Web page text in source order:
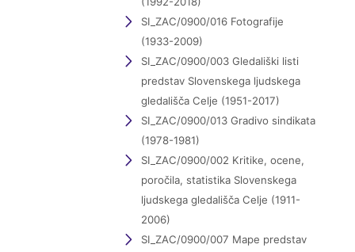
SI_ZAC/0900/016 Fotografije
(1933-2009)
SI_ZAC/0900/003 Gledališki listi
predstav Slovenskega ljudskega
gledališča Celje (1951-2017)
SI_ZAC/0900/013 Gradivo sindikata
(1978-1981)
SI_ZAC/0900/002 Kritike, ocene,
poročila, statistika Slovenskega
ljudskega gledališča Celje (1911-
2006)
SI_ZAC/0900/007 Mape predstav